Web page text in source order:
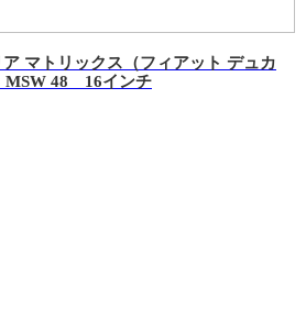
ア マトリックス（フィアット デュカ
MSW 48 16インチ